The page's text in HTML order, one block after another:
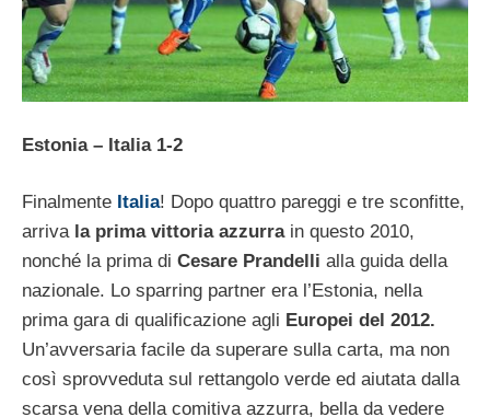
Estonia – Italia 1-2
Finalmente Italia! Dopo quattro pareggi e tre sconfitte,
arriva la prima vittoria azzurrain questo 2010,
nonché la prima di Cesare Prandelli alla guida della
nazionale. Lo sparring partner era l’Estonia, nella
prima gara di qualificazione agli Europei del 2012.
Un’avversaria facile da superare sulla carta, ma non
così sprovveduta sul rettangolo verde ed aiutata dalla
scarsa vena della comitiva azzurra, bella da vedere